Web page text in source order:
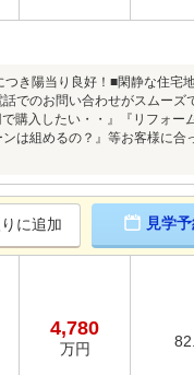
き陽当り良好！■閑静な住宅
でのお問い合わせがスムー
購入したい・・』『リフォ
は組めるの？』等お客様に
に追加 見学
4,780
万円